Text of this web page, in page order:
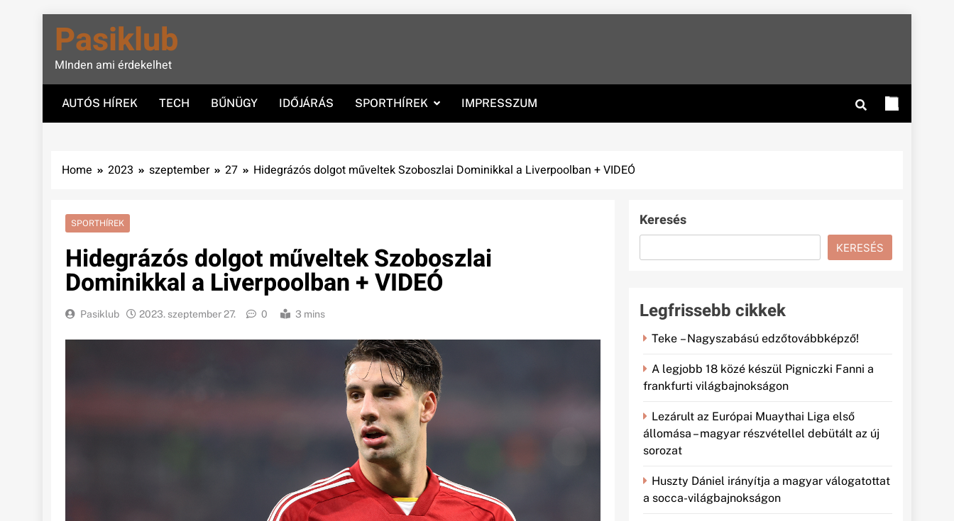
content
Pasiklub
MInden ami érdekelhet
AUTÓS HÍREK TECH BŰNÜGY IDŐJÁRÁS SPORTHÍREK IMPRESSZUM
Home 2023 szeptember 27 Hidegrázós dolgot műveltek Szoboszlai Dominikkal a Liverpoolban + VIDEÓ
SPORTHÍREK
Hidegrázós dolgot műveltek Szoboszlai
Dominikkal a Liverpoolban + VIDEÓ
Pasiklub 2023. szeptember 27. 0 3 mins
Keresés
KERESÉS
Legfrissebb cikkek
Teke – Nagyszabású edzőtovábbképző!
A legjobb 18 közé készül Pigniczki Fanni a
frankfurti világbajnokságon
Lezárult az Európai Muaythai Liga első
állomása – magyar részvétellel debütált az új
sorozat
Huszty Dániel irányítja a magyar válogatottat
a socca-világbajnokságon